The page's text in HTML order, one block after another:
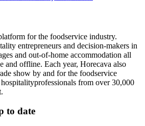
for the foodservice industry.
entrepreneurs and decision-makers in
and out-of-home accommodation all
offline. Each year, Horecava also
show by and for the foodservice
from over 30,000
to date